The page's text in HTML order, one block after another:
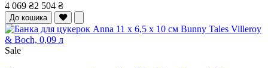
4 069 ₴2 504 ₴
До кошика
Sale